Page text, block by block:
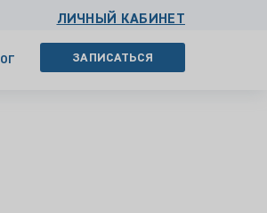
ЛИЧНЫЙ КАБИНЕТ
ЗАПИСАТЬСЯ